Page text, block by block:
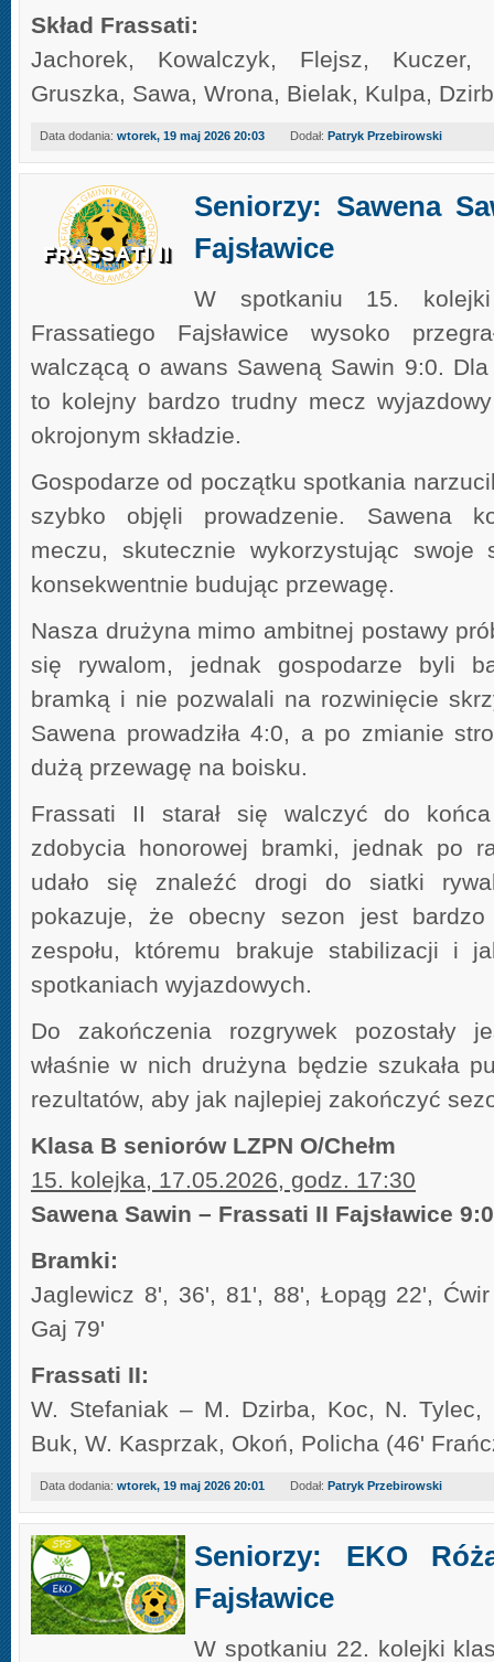
Skład Frassati:
Jachorek, Kowalczyk, Flejsz, Kuczer,
Gruszka, Sawa, Wrona, Bielak, Kulpa,
Data dodania: wtorek, 19 maj 2026 20:03 Dodał: Patryk Przebirowski
Seniorzy: Sawena
Fajsławice
W spotkaniu 15.
Frassatiego Fajsławice wysoko
walczącą o awans Saweną Sawin 9:0. Dla
to kolejny bardzo trudny mecz
okrojonym składzie.
Gospodarze od początku spotkania
szybko objęli prowadzenie. Sawena
meczu, skutecznie wykorzystując swoje
konsekwentnie budując przewagę.
Nasza drużyna mimo ambitnej postawy
się rywalom, jednak gospodarze byli
bramką i nie pozwalali na rozwinięcie
Sawena prowadziła 4:0, a po zmianie
dużą przewagę na boisku.
Frassati II starał się walczyć do
zdobycia honorowej bramki, jednak po
udało się znaleźć drogi do siatki
pokazuje, że obecny sezon jest
zespołu, któremu brakuje stabilizacji i
spotkaniach wyjazdowych.
Do zakończenia rozgrywek pozostały
właśnie w nich drużyna będzie szukała
rezultatów, aby jak najlepiej zakończyć
Klasa B seniorów LZPN O/Chełm
15. kolejka, 17.05.2026, godz. 17:30
Sawena Sawin – Frassati II Fajsławice
Bramki:
Jaglewicz 8', 36', 81', 88', Łopąg 22',
Gaj 79'
Frassati II:
W. Stefaniak – M. Dzirba, Koc, N. Tylec,
Buk, W. Kasprzak, Okoń, Policha (46'
Data dodania: wtorek, 19 maj 2026 20:01 Dodał: Patryk Przebirowski
Seniorzy: EKO
Fajsławice
W spotkaniu 22. kolejki